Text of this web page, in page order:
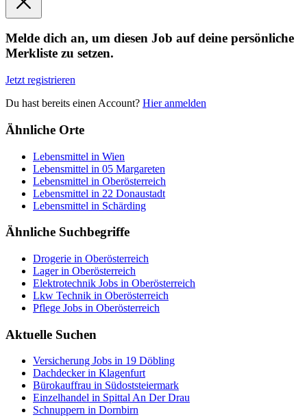
Melde dich an, um diesen Job auf deine persönliche
Merkliste zu setzen.
Jetzt registrieren
Du hast bereits einen Account? Hier anmelden
Ähnliche Orte
Lebensmittel in Wien
Lebensmittel in 05 Margareten
Lebensmittel in Oberösterreich
Lebensmittel in 22 Donaustadt
Lebensmittel in Schärding
Ähnliche Suchbegriffe
Drogerie in Oberösterreich
Lager in Oberösterreich
Elektrotechnik Jobs in Oberösterreich
Lkw Technik in Oberösterreich
Pflege Jobs in Oberösterreich
Aktuelle Suchen
Versicherung Jobs in 19 Döbling
Dachdecker in Klagenfurt
Bürokauffrau in Südoststeiermark
Einzelhandel in Spittal An Der Drau
Schnuppern in Dornbirn